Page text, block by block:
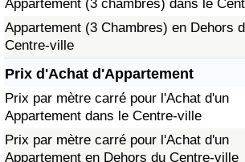
Appartement (3 chambres) dans le
Appartement (3 Chambres) en Dehors
Centre-ville
Prix d'Achat d'Appartement
Prix par mètre carré pour l'Achat d'un
Appartement dans le Centre-ville
Prix par mètre carré pour l'Achat d'un
Appartement en Dehors du Centre-ville
à Akaba
Criminalité
Indice de Criminalité (Actuel)
Indice de Criminalité
Indice de criminalité par pays